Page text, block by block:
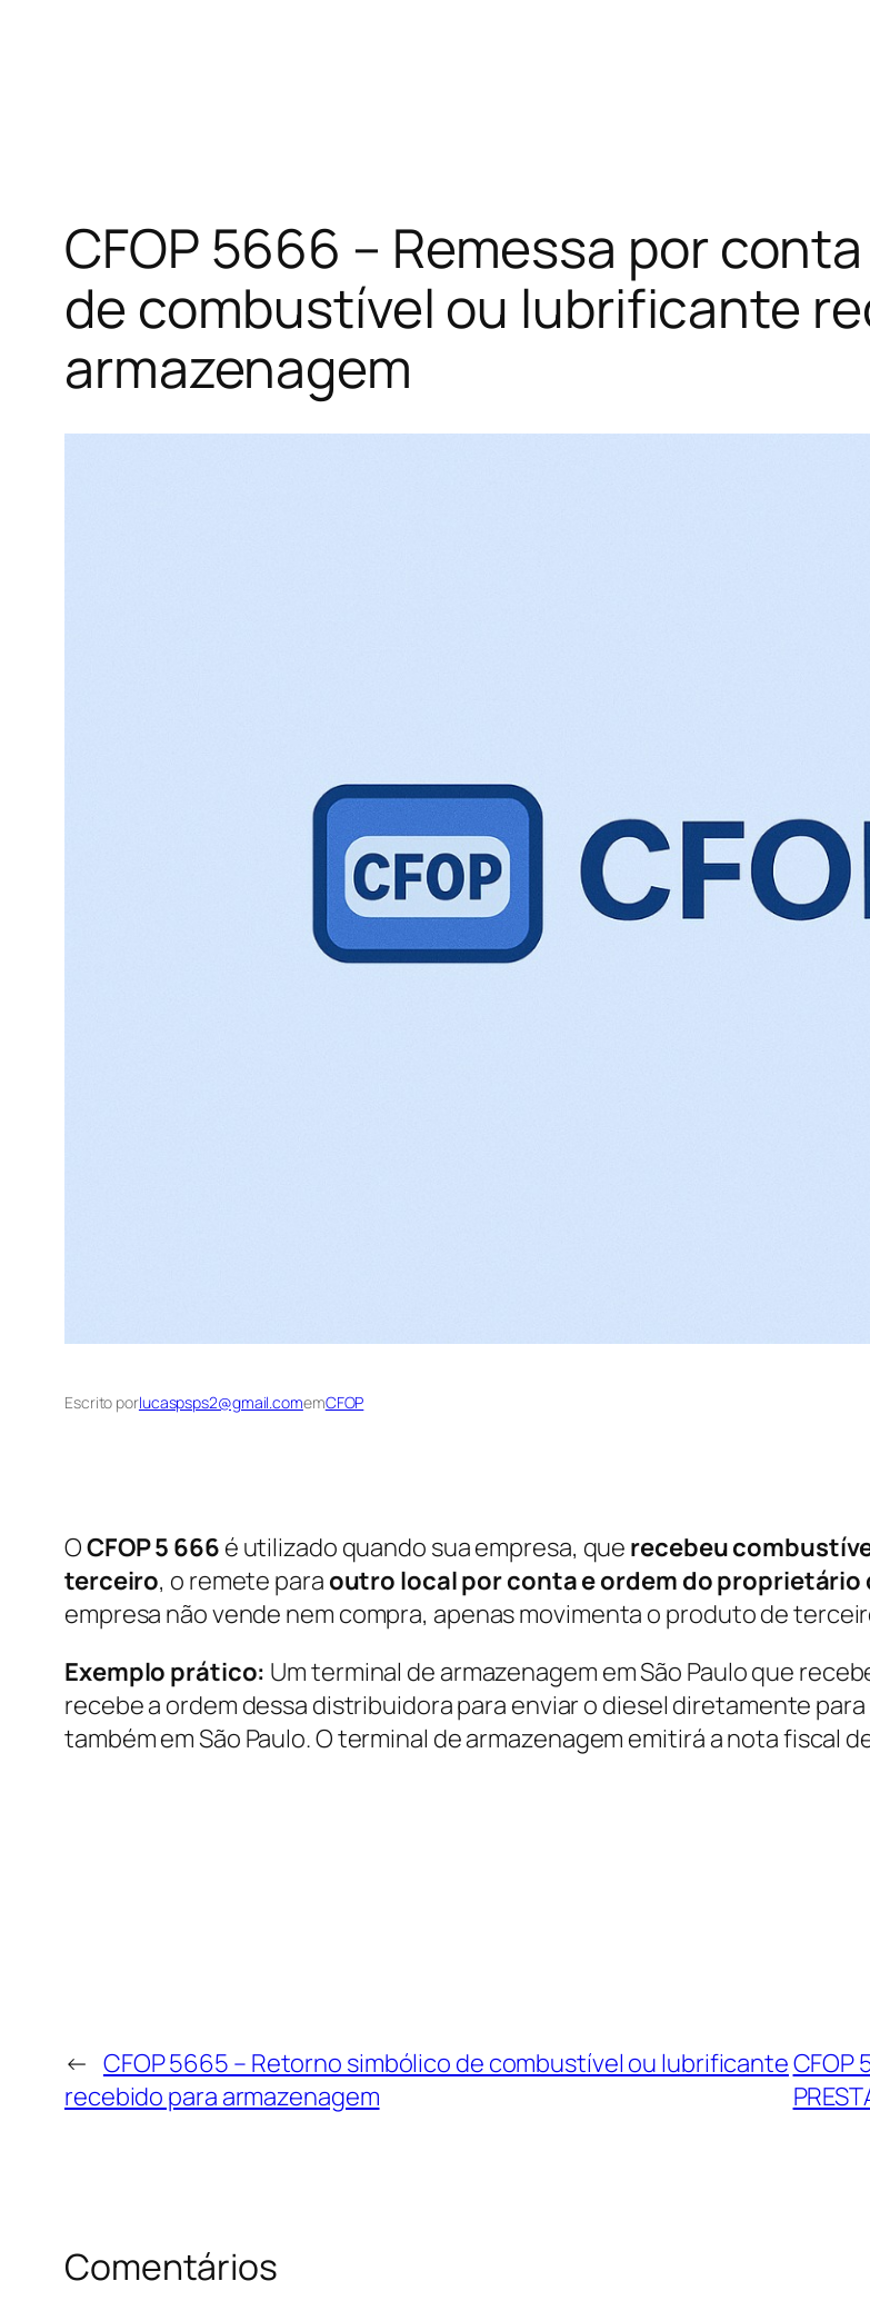
CFOP 5666 – Remessa por
de combustível ou lubrificante
armazenagem
Escrito porlucaspsps2@gmail.comemCFOP
OCFOP 5 666 é utilizado quando sua empresa, que recebeu
terceiro, o remete para outro local por conta e ordem do proprietário
empresa não vende nem compra, apenas movimenta o produto de
Exemplo prático: Um terminal de armazenagem em São Paulo que
recebe a ordem dessa distribuidora para enviar o diesel diretamente
também em São Paulo. O terminal de armazenagem emitirá a nota fiscal
← CFOP 5665 – Retorno simbólico de combustível ou lubrificante
recebido para armazenagem
CFOP
Comentários